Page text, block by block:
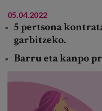
News
Blog
es
05.04.2022
5 pertsona
garbitzeko.
Barru eta kanpo